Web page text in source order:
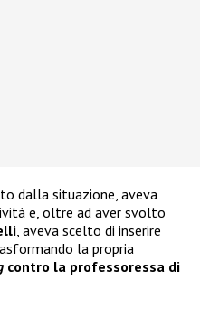
dalla situazione, aveva
e, oltre ad aver svolto
, aveva scelto di inserire
la propria
contro la professoressa di